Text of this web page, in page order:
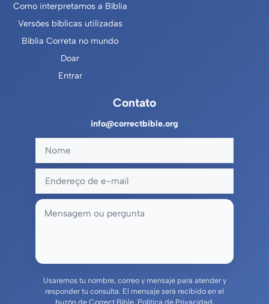
Como interpretamos a Bíblia
Versões bíblicas utilizadas
Bíblia Correta no mundo
Doar
Entrar
Contato
info@correctbible.org
Usaremos tu nombre, correo y mensaje para atender y
responder tu consulta. El mensaje será recibido en el
buzón de Correct Bible. Política de Privacidad.